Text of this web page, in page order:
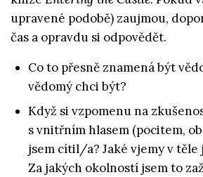
upravené podobě) zaujmou,
čas a opravdu si odpovědět.
Co to přesně znamená být
vědomý chci být?
Když si vzpomenu na
s vnitřním hlasem (pocitem,
jsem cítil/a? Jaké vjemy v
Za jakých okolností jsem to